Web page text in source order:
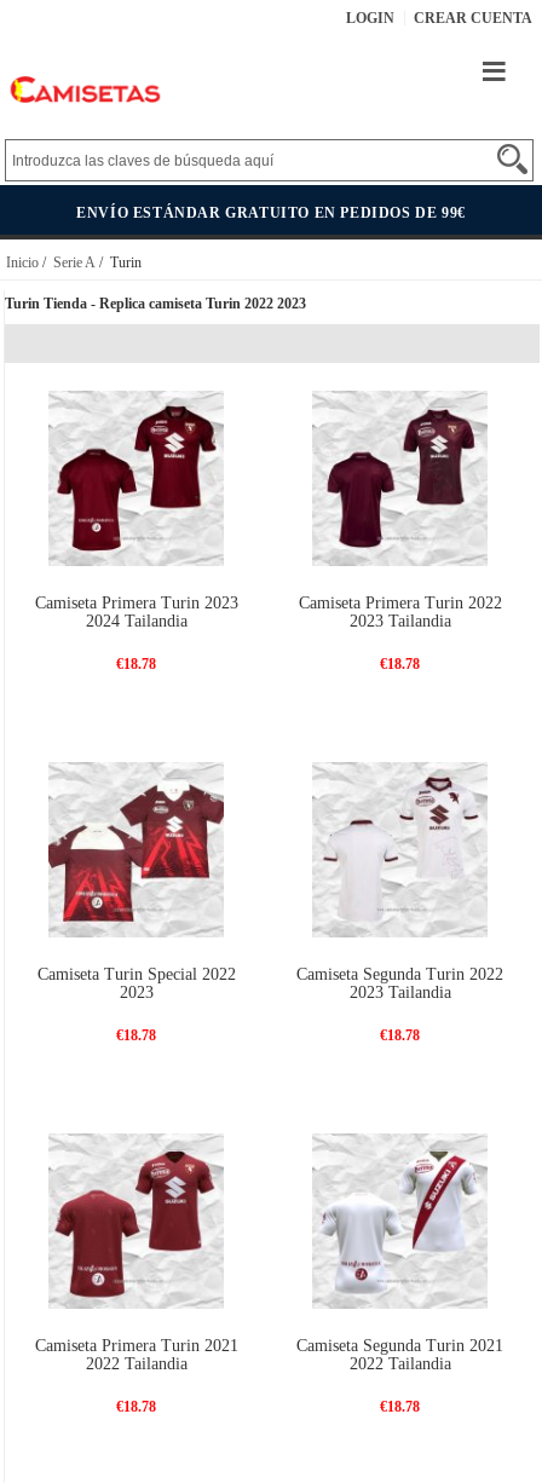
LOGIN CREAR CUENTA
ENVÍO ESTÁNDAR GRATUITO EN PEDIDOS DE 99€
Inicio / Serie A / Turin
Turin Tienda - Replica camiseta Turin 2022 2023
Camiseta Primera Turin 2023
2024 Tailandia
€18.78
Camiseta Primera Turin 2022
2023 Tailandia
€18.78
Camiseta Turin Special 2022
2023
€18.78
Camiseta Segunda Turin 2022
2023 Tailandia
€18.78
Camiseta Primera Turin 2021
2022 Tailandia
€18.78
Camiseta Segunda Turin 2021
2022 Tailandia
€18.78